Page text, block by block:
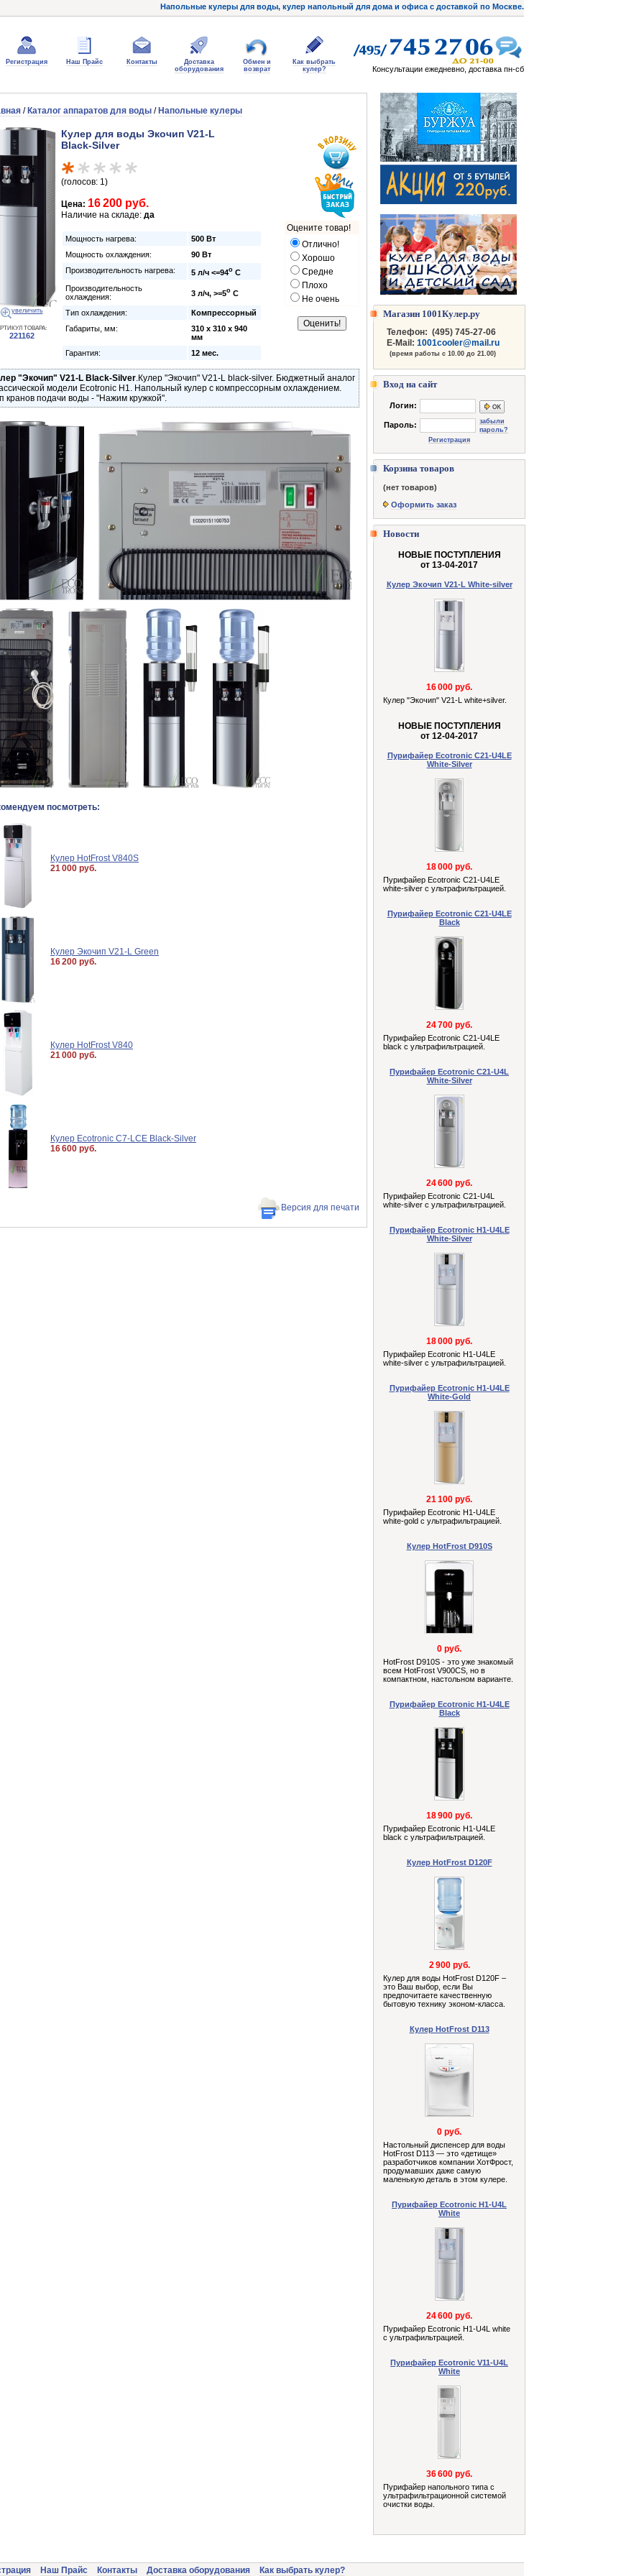
Напольные кулеры для воды, кулер напольный для дома и офиса с доставкой по Москве.
Регистрация Наш Прайс Контакты
Доставка
оборудования
Обмен и
возврат
Как выбрать
кулер?
Консультации ежедневно, доставка пн-сб
/ Каталог аппаратов для воды / Напольные кулеры
увеличить
ТОВАРА:
221162
Кулер для воды Экочип V21-L
Black-Silver
(голосов: 1)
Цена: 16 200 руб.
Оцените товар!
Отлично!
Хорошо
Средне
Плохо
Не очень
Наличие на складе: да
Мощность нагрева:
500 Вт
Мощность охлаждения:
90 Вт
Производительность нагрева:
5 л/ч <=94o C
Производительность
охлаждения:
3 л/ч, >=5o C
Тип охлаждения:
Компрессорный
Габариты, мм:
310 x 310 x 940
мм
Гарантия:
12 мес.
"Экочип" V21-L Black-Silver.Кулер "Экочип" V21-L black-silver. Бюджетный аналог
модели Ecotronic Н1. Напольный кулер с компрессорным охлаждением.
кранов подачи воды - "Нажим кружкой".
посмотреть:
Кулер HotFrost V840S
21 000 руб.
Кулер Экочип V21-L Green
16 200 руб.
Кулер HotFrost V840
21 000 руб.
Кулер Ecotronic C7-LCE Black-Silver
16 600 руб.
Версия для печати
Магазин 1001Кулер.ру
Телефон: (495) 745-27-06
E-Mail: 1001cooler@mail.ru
(время работы с 10.00 до 21.00)
Вход на сайт
Логин:
Пароль:
забыли
пароль?
Регистрация
Корзина товаров
(нет товаров)
Оформить заказ
Новости
НОВЫЕ ПОСТУПЛЕНИЯ
от 13-04-2017
Кулер Экочип V21-L White-silver
16 000 руб.
Кулер "Экочип" V21-L white+silver.
НОВЫЕ ПОСТУПЛЕНИЯ
от 12-04-2017
Пурифайер Ecotronic C21-U4LE
White-Silver
18 000 руб.
Пурифайер Ecotronic C21-U4LE
white-silver с ультрафильтрацией.
Пурифайер Ecotronic C21-U4LE
Black
24 700 руб.
Пурифайер Ecotronic C21-U4LE
black с ультрафильтрацией.
Пурифайер Ecotronic C21-U4L
White-Silver
24 600 руб.
Пурифайер Ecotronic C21-U4L
white-silver с ультрафильтрацией.
Пурифайер Ecotronic H1-U4LE
White-Silver
18 000 руб.
Пурифайер Ecotronic H1-U4LE
white-silver с ультрафильтрацией.
Пурифайер Ecotronic H1-U4LE
White-Gold
21 100 руб.
Пурифайер Ecotronic H1-U4LE
white-gold с ультрафильтрацией.
Кулер HotFrost D910S
0 руб.
HotFrost D910S - это уже знакомый
всем HotFrost V900СS, но в
компактном, настольном варианте.
Пурифайер Ecotronic H1-U4LE
Black
18 900 руб.
Пурифайер Ecotronic H1-U4LE
black с ультрафильтрацией.
Кулер HotFrost D120F
2 900 руб.
Кулер для воды HotFrost D120F –
это Ваш выбор, если Вы
предпочитаете качественную
бытовую технику эконом-класса.
Кулер HotFrost D113
0 руб.
Настольный диспенсер для воды
HotFrost D113 — это «детище»
разработчиков компании ХотФрост,
продумавших даже самую
маленькую деталь в этом кулере.
Пурифайер Ecotronic H1-U4L
White
24 600 руб.
Пурифайер Ecotronic H1-U4L white
с ультрафильтрацией.
Пурифайер Ecotronic V11-U4L
White
36 600 руб.
Пурифайер напольного типа с
ультрафильтрационной системой
очистки воды.
Наш Прайс Контакты Доставка оборудования Как выбрать кулер?